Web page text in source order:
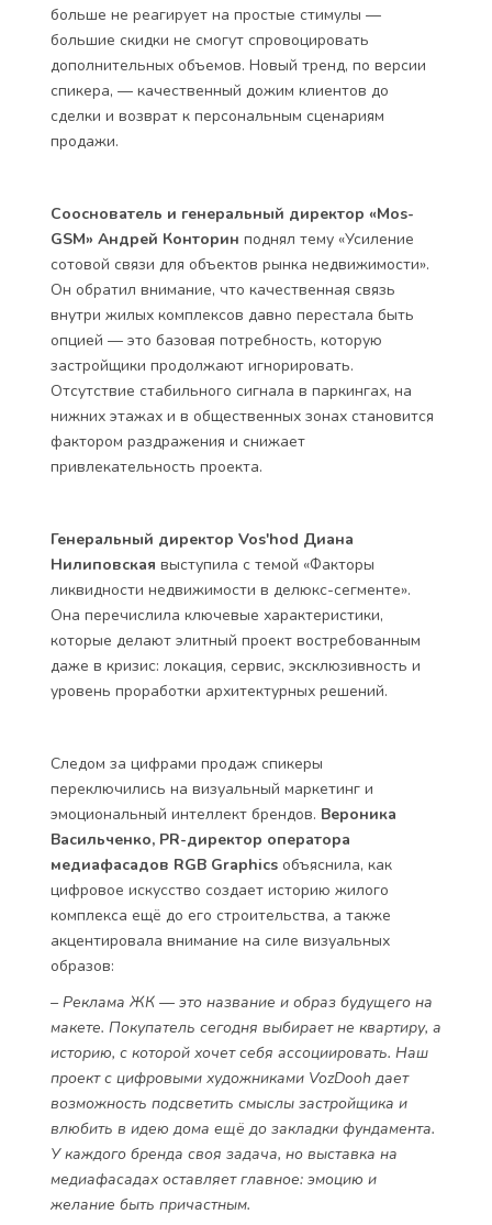
больше не реагирует на простые стимулы —
большие скидки не смогут спровоцировать
дополнительных объемов. Новый тренд, по версии
спикера, — качественный дожим клиентов до
сделки и возврат к персональным сценариям
продажи.
Сооснователь и генеральный директор «Mos-
GSM» Андрей Конторин поднял тему «Усиление
сотовой связи для объектов рынка недвижимости».
Он обратил внимание, что качественная связь
внутри жилых комплексов давно перестала быть
опцией — это базовая потребность, которую
застройщики продолжают игнорировать.
Отсутствие стабильного сигнала в паркингах, на
нижних этажах и в общественных зонах становится
фактором раздражения и снижает
привлекательность проекта.
Генеральный директор Vos'hod Диана
Нилиповская выступила с темой «Факторы
ликвидности недвижимости в делюкс-сегменте».
Она перечислила ключевые характеристики,
которые делают элитный проект востребованным
даже в кризис: локация, сервис, эксклюзивность и
уровень проработки архитектурных решений.
Следом за цифрами продаж спикеры
переключились на визуальный маркетинг и
эмоциональный интеллект брендов. Вероника
Васильченко, PR-директор оператора
медиафасадов RGB Graphics объяснила, как
цифровое искусство создает историю жилого
комплекса ещё до его строительства, а также
акцентировала внимание на силе визуальных
образов:
– Реклама ЖК — это название и образ будущего на
макете. Покупатель сегодня выбирает не квартиру, а
историю, с которой хочет себя ассоциировать. Наш
проект с цифровыми художниками VozDooh дает
возможность подсветить смыслы застройщика и
влюбить в идею дома ещё до закладки фундамента.
У каждого бренда своя задача, но выставка на
медиафасадах оставляет главное: эмоцию и
желание быть причастным.